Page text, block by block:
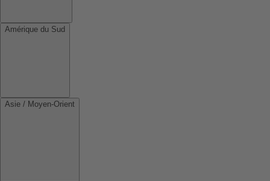
Amérique du Sud
Asie / Moyen-Orient